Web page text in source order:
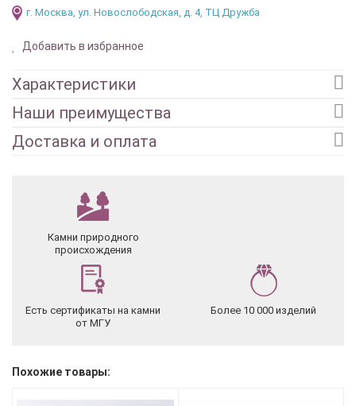
г. Москва, ул. Новослободская, д. 4, ТЦ Дружба
Добавить в избранное
Характеристики
Наши преимущества
Доставка и оплата
Камни природного
происхождения
Есть сертификаты на камни
от МГУ
Более 10 000 изделий
Похожие товары: